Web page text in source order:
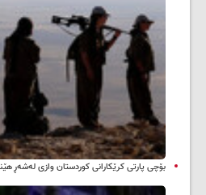
بۆچی پارتی کرێکارانی کوردستان وازی لەشەڕ